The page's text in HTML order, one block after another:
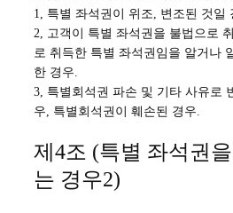
1, 특별 좌석권이 위조, 변조된 것일
2, 고객이 특별 좌석권을 불법으로
로 취득한 특별 좌석권임을 알거나
한 경우.
3, 특별회석권 파손 및 기타 사유로
우, 특별회석권이 훼손된 경우.
제4조 (특별 좌석권
는 경우2)